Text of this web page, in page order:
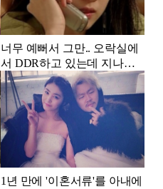
너무 예뻐서 그만.. 오락실에
서 DDR하고 있는데 지나가
던 이상민이 캐스팅했다는 연
예인
1년 만에 '이혼서류'를 아내에